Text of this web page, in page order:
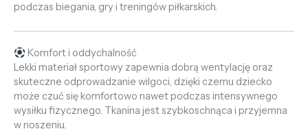
podczas biegania, gry i treningów piłkarskich.
Komfort i oddychalność
Lekki materiał sportowy zapewnia dobrą wentylację oraz
skuteczne odprowadzanie wilgoci, dzięki czemu dziecko
może czuć się komfortowo nawet podczas intensywnego
wysiłku fizycznego. Tkanina jest szybkoschnąca i przyjemna
w noszeniu.